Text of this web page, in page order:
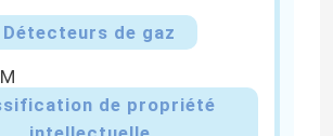
d'horizon
de bande du Cabinet LED
Détecteurs de gaz
de propriété